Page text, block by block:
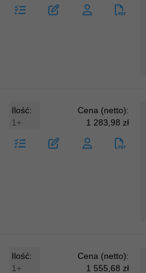
Ilość:
Cena (netto):
1+
1 283,98 zł
Ilość:
Cena (netto):
1+
1 555,68 zł